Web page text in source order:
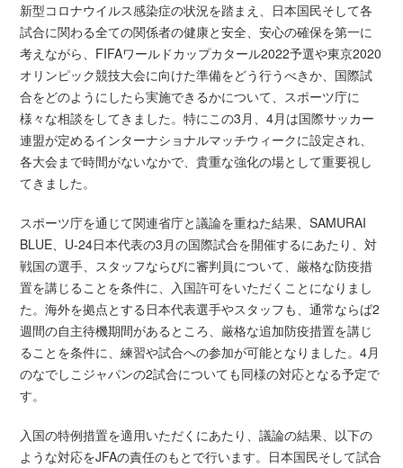
新型コロナウイルス感染症の状況を踏まえ、日本国民そして各
試合に関わる全ての関係者の健康と安全、安心の確保を第一に
考えながら、FIFAワールドカップカタール2022予選や東京2020
オリンピック競技大会に向けた準備をどう行うべきか、国際試
合をどのようにしたら実施できるかについて、スポーツ庁に
様々な相談をしてきました。特にこの3月、4月は国際サッカー
連盟が定めるインターナショナルマッチウィークに設定され、
各大会まで時間がないなかで、貴重な強化の場として重要視し
てきました。
スポーツ庁を通じて関連省庁と議論を重ねた結果、SAMURAI
BLUE、U-24日本代表の3月の国際試合を開催するにあたり、対
戦国の選手、スタッフならびに審判員について、厳格な防疫措
置を講じることを条件に、入国許可をいただくことになりまし
た。海外を拠点とする日本代表選手やスタッフも、通常ならば2
週間の自主待機期間があるところ、厳格な追加防疫措置を講じ
ることを条件に、練習や試合への参加が可能となりました。4月
のなでしこジャパンの2試合についても同様の対応となる予定で
す。
入国の特例措置を適用いただくにあたり、議論の結果、以下の
ような対応をJFAの責任のもとで行います。日本国民そして試合